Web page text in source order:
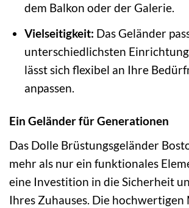
dem Balkon oder der Galerie.
Vielseitigkeit: Das Geländer
unterschiedlichsten
lässt sich flexibel an Ihre
anpassen.
Ein Geländer für Generationen
Das Dolle Brüstungsgeländer
mehr als nur ein funktionales
eine Investition in die Sicherheit
Ihres Zuhauses. Die